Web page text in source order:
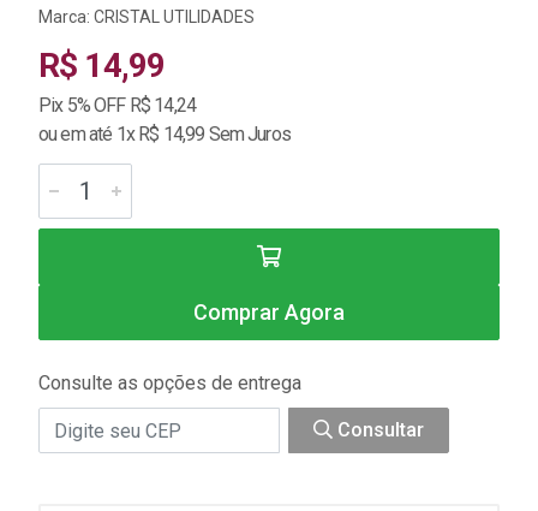
Marca: CRISTAL UTILIDADES
R$ 14,99
Pix 5% OFF R$ 14,24
ou em até 1x R$ 14,99 Sem Juros
Comprar Agora
Consulte as opções de entrega
Consultar